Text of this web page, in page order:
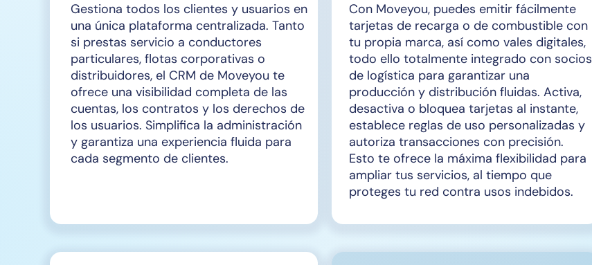
Gestiona todos los clientes y usuarios en
una única plataforma centralizada. Tanto
si prestas servicio a conductores
particulares, flotas corporativas o
distribuidores, el CRM de Moveyou te
ofrece una visibilidad completa de las
cuentas, los contratos y los derechos de
los usuarios. Simplifica la administración
y garantiza una experiencia fluida para
cada segmento de clientes.
Con Moveyou, puedes emitir fácilmente
tarjetas de recarga o de combustible con
tu propia marca, así como vales digitales,
todo ello totalmente integrado con socios
de logística para garantizar una
producción y distribución fluidas. Activa,
desactiva o bloquea tarjetas al instante,
establece reglas de uso personalizadas y
autoriza transacciones con precisión.
Esto te ofrece la máxima flexibilidad para
ampliar tus servicios, al tiempo que
proteges tu red contra usos indebidos.